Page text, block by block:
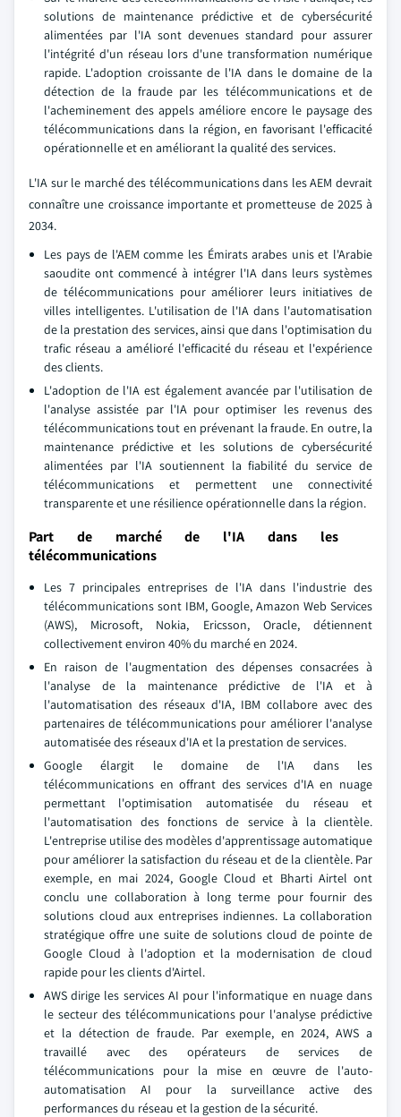
solutions de maintenance prédictive et de cybersécurité
alimentées par l'IA sont devenues standard pour assurer
l'intégrité d'un réseau lors d'une transformation numérique
rapide. L'adoption croissante de l'IA dans le domaine de la
détection de la fraude par les télécommunications et de
l'acheminement des appels améliore encore le paysage des
télécommunications dans la région, en favorisant l'efficacité
opérationnelle et en améliorant la qualité des services.
L'IA sur le marché des télécommunications dans les AEM devrait
connaître une croissance importante et prometteuse de 2025 à
2034.
Les pays de l'AEM comme les Émirats arabes unis et l'Arabie
saoudite ont commencé à intégrer l'IA dans leurs systèmes
de télécommunications pour améliorer leurs initiatives de
villes intelligentes. L'utilisation de l'IA dans l'automatisation
de la prestation des services, ainsi que dans l'optimisation du
trafic réseau a amélioré l'efficacité du réseau et l'expérience
des clients.
L'adoption de l'IA est également avancée par l'utilisation de
l'analyse assistée par l'IA pour optimiser les revenus des
télécommunications tout en prévenant la fraude. En outre, la
maintenance prédictive et les solutions de cybersécurité
alimentées par l'IA soutiennent la fiabilité du service de
télécommunications et permettent une connectivité
transparente et une résilience opérationnelle dans la région.
Part de marché de l'IA dans les
télécommunications
Les 7 principales entreprises de l'IA dans l'industrie des
télécommunications sont IBM, Google, Amazon Web Services
(AWS), Microsoft, Nokia, Ericsson, Oracle, détiennent
collectivement environ 40% du marché en 2024.
En raison de l'augmentation des dépenses consacrées à
l'analyse de la maintenance prédictive de l'IA et à
l'automatisation des réseaux d'IA, IBM collabore avec des
partenaires de télécommunications pour améliorer l'analyse
automatisée des réseaux d'IA et la prestation de services.
Google élargit le domaine de l'IA dans les
télécommunications en offrant des services d'IA en nuage
permettant l'optimisation automatisée du réseau et
l'automatisation des fonctions de service à la clientèle.
L'entreprise utilise des modèles d'apprentissage automatique
pour améliorer la satisfaction du réseau et de la clientèle. Par
exemple, en mai 2024, Google Cloud et Bharti Airtel ont
conclu une collaboration à long terme pour fournir des
solutions cloud aux entreprises indiennes. La collaboration
stratégique offre une suite de solutions cloud de pointe de
Google Cloud à l'adoption et la modernisation de cloud
rapide pour les clients d'Airtel.
AWS dirige les services AI pour l'informatique en nuage dans
le secteur des télécommunications pour l'analyse prédictive
et la détection de fraude. Par exemple, en 2024, AWS a
travaillé avec des opérateurs de services de
télécommunications pour la mise en œuvre de l'auto-
automatisation AI pour la surveillance active des
performances du réseau et la gestion de la sécurité.